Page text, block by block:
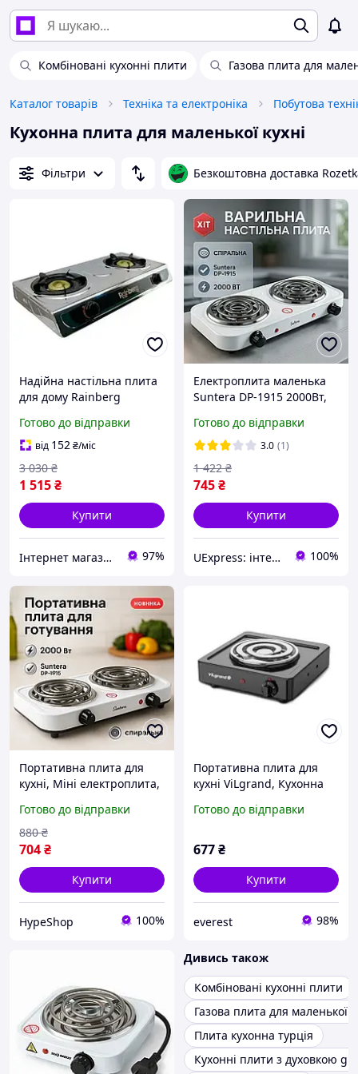
Комбіновані кухонні плити Газова плита для
Каталог товарів Техніка та електроніка Побутова
Кухонна плита для маленької кухні
Фільтри Безкоштовна доставка
Надійна настільна плита
для дому Rainberg
для маленької кухні з
двома конфорками
Готово до відправки
від 152₴/міс
1 515₴
3 030 ₴
Купити
Інтернет магазин «Techno House» 🛒 Компетентність! Якість товару! Швидка відправка! ✅ 97%
Електроплита маленька
Suntera DP-1915 2000Вт,
Кухонна плита для
маленької кухні HC-64
Готово до відправки
3.0 (1)
745₴
1 422 ₴
Купити
UExpress: інтернет-магазин 100%
Портативна плита для
кухні, Міні електроплита,
маленької кухні, Стильна
електроплита IO-89
Готово до відправки
704₴
880 ₴
Купити
HypeShop 100%
Портативна плита для
кухні ViLgrand, Кухонна
кухні, Побутова
RP-65
Готово до відправки
677₴
Купити
everest 98%
Дивись також
Комбіновані кухонні плити
Газова плита для маленької
Плита кухонна турція
Кухонні плити з духовкою